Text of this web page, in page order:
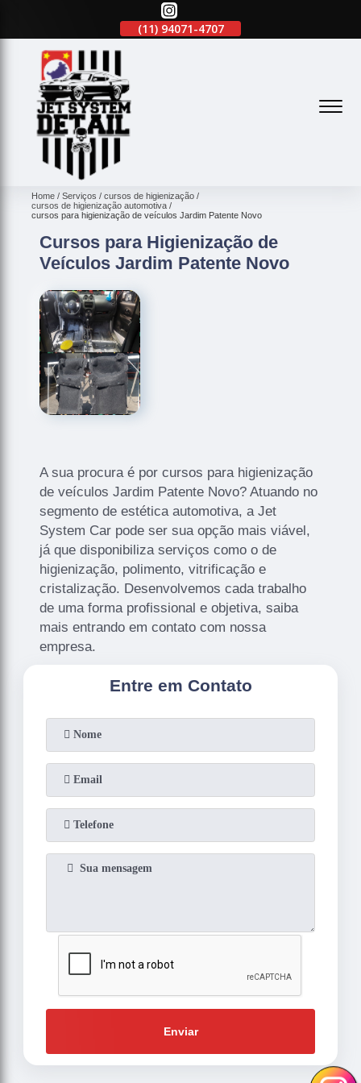
(11) 94071-4707 (11)
Home Serviços
cursos de higienização
cursos de higienização automotiva
cursos para higienização de veículos Jardim Patente Novo
Cursos para Higienização de
Veículos Jardim Patente Novo
A sua procura é por cursos para higienização
de veículos Jardim Patente Novo? Atuando no
segmento de estética automotiva, a Jet
System Car pode ser sua opção mais viável,
já que disponibiliza serviços como o de
higienização, polimento, vitrificação e
cristalização. Desenvolvemos cada trabalho
de uma forma profissional e objetiva, saiba
mais entrando em contato com nossa
empresa.
Entre em Contato
Enviar